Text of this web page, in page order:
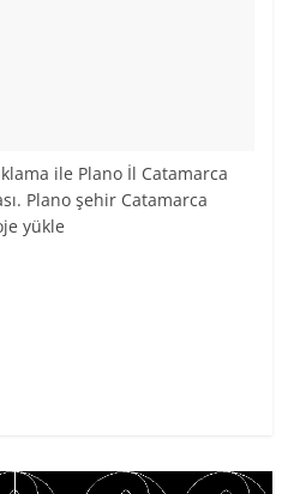
ile Plano İl Catamarca
Plano şehir Catamarca
yükle